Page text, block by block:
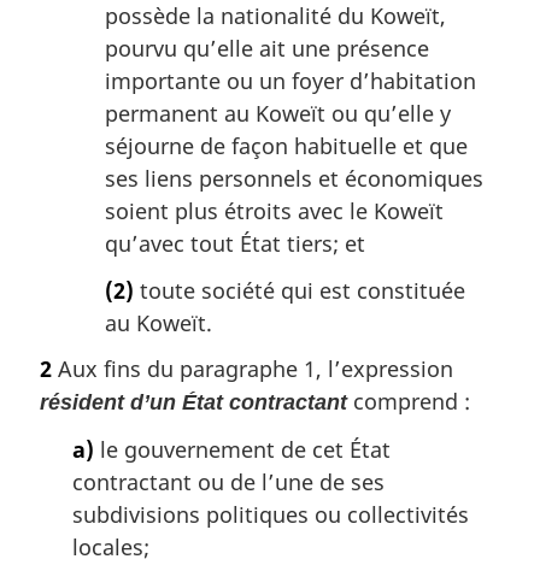
possède la nationalité du Koweït,
pourvu qu’elle ait une présence
importante ou un foyer d’habitation
permanent au Koweït ou qu’elle y
séjourne de façon habituelle et que
ses liens personnels et économiques
soient plus étroits avec le Koweït
qu’avec tout État tiers; et
(2) toute société qui est constituée
au Koweït.
2 Aux fins du paragraphe 1, l’expression
résident d’un État contractantcomprend :
a) le gouvernement de cet État
contractant ou de l’une de ses
subdivisions politiques ou collectivités
locales;